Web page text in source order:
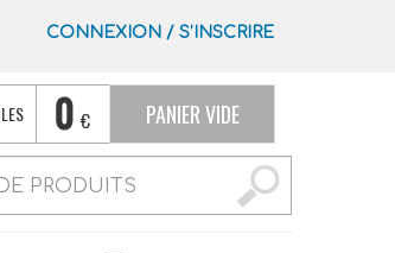
CONNEXION / S’INSCRIRE
0 € PANIER VIDE